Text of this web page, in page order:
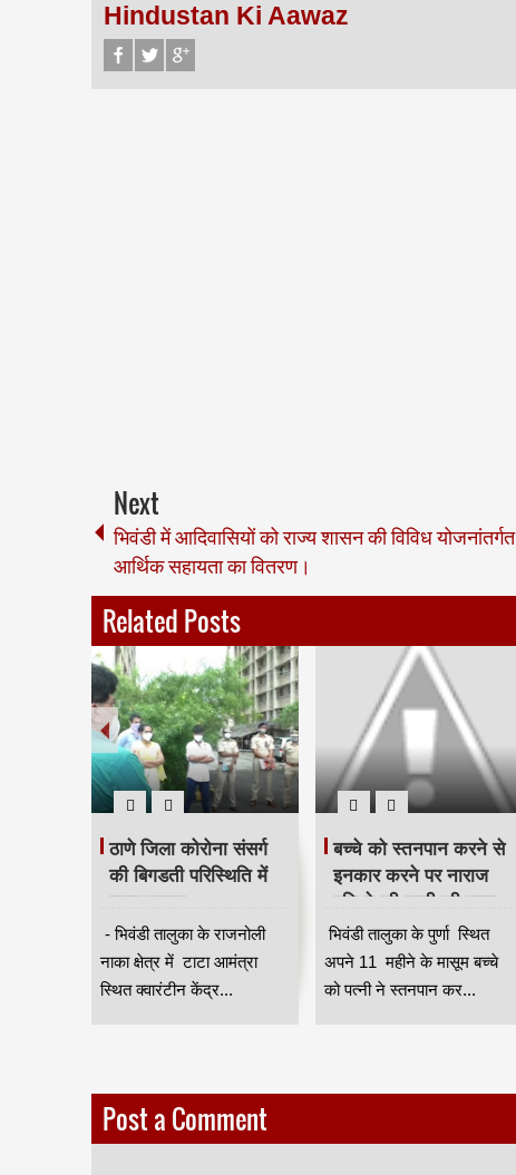
Hindustan Ki Aawaz
Next
भिवंडी में आदिवासियों को राज्य शासन की विविध योजनांतर्गत
आर्थिक सहायता का वितरण।
Related Posts
ठाणे जिला कोरोना संसर्ग
की बिगडती परिस्थिति में
राज्य शासन
लापरवाह,क्वारंटीन केंद्र में
मनो चिकित्सक नियुक्त
किया जाये __ किरीट
- भिवंडी तालुका के राजनोली
नाका क्षेत्र में टाटा आमंत्रा
स्थित क्वारंटीन केंद्र...
बच्चे को स्तनपान करने से
इनकार करने पर नाराज
पति ने की पत्नी की हत्या
।
भिवंडी तालुका के पुर्णा स्थित
अपने 11 महीने के मासूम बच्चे
को पत्नी ने स्तनपान कर...
Post a Comment